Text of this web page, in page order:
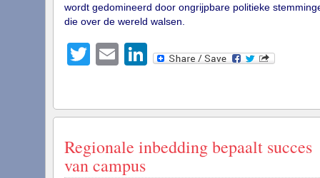
wordt gedomineerd door ongrijpbare politieke
die over de wereld walsen.
Twitter
EmailLinkedIn
Regionale inbedding bepaalt succes
van campus